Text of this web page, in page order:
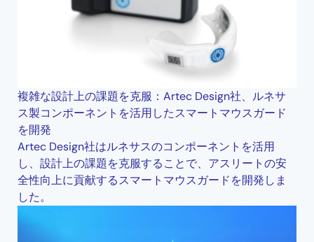
複雑な設計上の課題を克服：Artec Design社、ルネサ
ス製コンポーネントを活用したスマートマウスガード
を開発
Artec Design社はルネサスのコンポーネントを活用
し、設計上の課題を克服することで、アスリートの安
全性向上に貢献するスマートマウスガードを開発しま
した。